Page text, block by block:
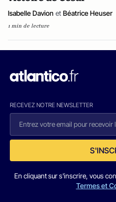
Isabelle Davion et Béatrice Heuser
1 min de lecture
RECEVEZ NOTRE NEWSLETTER
En cliquant sur s'inscrire, vous
Termes et